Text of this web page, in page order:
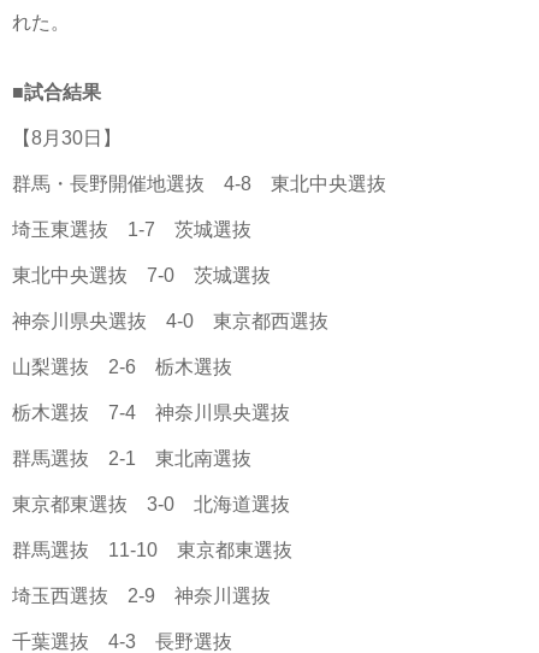
れた。
■試合結果
【8月30日】
群馬・長野開催地選抜 4-8 東北中央選抜
埼玉東選抜 1-7 茨城選抜
東北中央選抜 7-0 茨城選抜
神奈川県央選抜 4-0 東京都西選抜
山梨選抜 2-6 栃木選抜
栃木選抜 7-4 神奈川県央選抜
群馬選抜 2-1 東北南選抜
東京都東選抜 3-0 北海道選抜
群馬選抜 11-10 東京都東選抜
埼玉西選抜 2-9 神奈川選抜
千葉選抜 4-3 長野選抜